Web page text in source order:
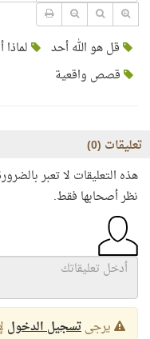
قل هو الله أحد لماذا
قصص واقعية
تعليقات (0
)
هذه التعليقات لا تعبر
نظر أصحابها فقط.
يرجىتسجيل الدخول